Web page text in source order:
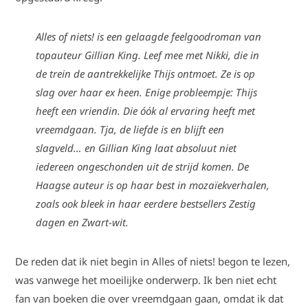
Alles of niets! is een gelaagde feelgoodroman van
topauteur Gillian King. Leef mee met Nikki, die in
de trein de aantrekkelijke Thijs ontmoet. Ze is op
slag over haar ex heen. Enige probleempje: Thijs
heeft een vriendin. Die óók al ervaring heeft met
vreemdgaan. Tja, de liefde is en blijft een
slagveld… en Gillian King laat absoluut niet
iedereen ongeschonden uit de strijd komen. De
Haagse auteur is op haar best in mozaïekverhalen,
zoals ook bleek in haar eerdere bestsellers Zestig
dagen en Zwart-wit.
De reden dat ik niet begin in Alles of niets! begon te lezen,
was vanwege het moeilijke onderwerp. Ik ben niet echt
fan van boeken die over vreemdgaan gaan, omdat ik dat